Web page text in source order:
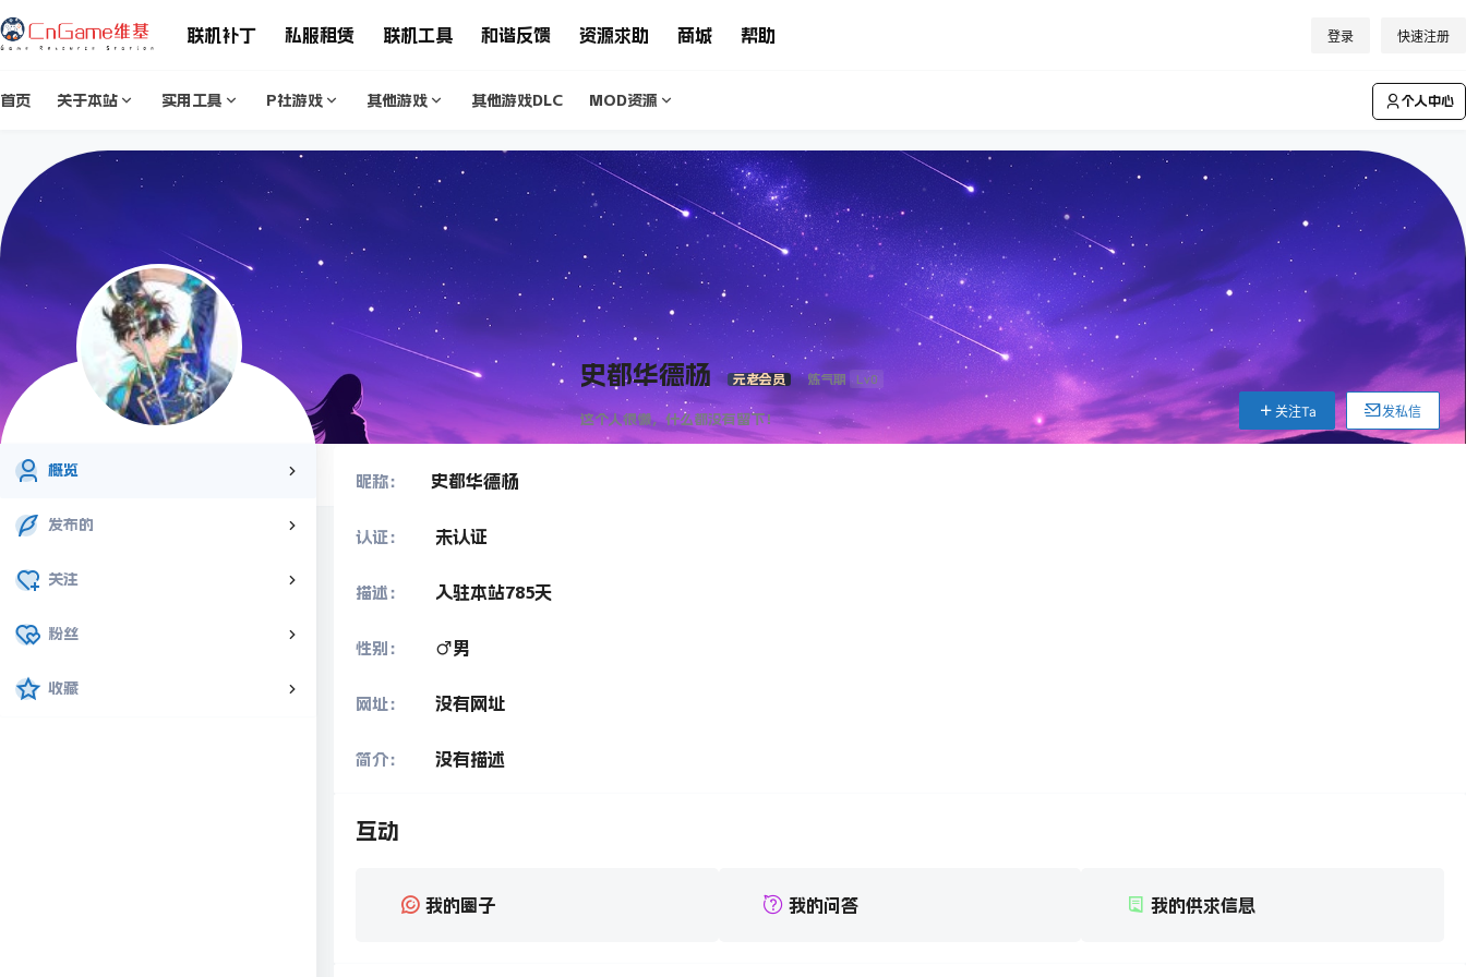
联机补丁 私服租赁 联机工具 和谐反馈 资源求助 商城 帮助 登录 快速注册
首页 关于本站 实用工具 P社游戏 其他游戏 其他游戏DLC MOD资源 个人中心
史都华德杨 元老会员 炼气期 Lv0
这个人很懒，什么都没有留下！ 关注Ta 发私信
概览
发布的
关注
粉丝
收藏
昵称： 史都华德杨
认证： 未认证
描述： 入驻本站785天
性别： 男
网址： 没有网址
简介： 没有描述
互动
我的圈子 我的问答 我的供求信息